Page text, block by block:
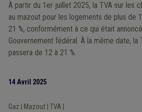
À partir du 1er juillet 2025, la TVA sur les
au mazout pour les logements de plus de
21 %, conformément à ce qui était
Gouvernement fédéral. À la même date, la
passera de 12 à 21 %.
14 Avril 2025
Gaz Mazout| TVA